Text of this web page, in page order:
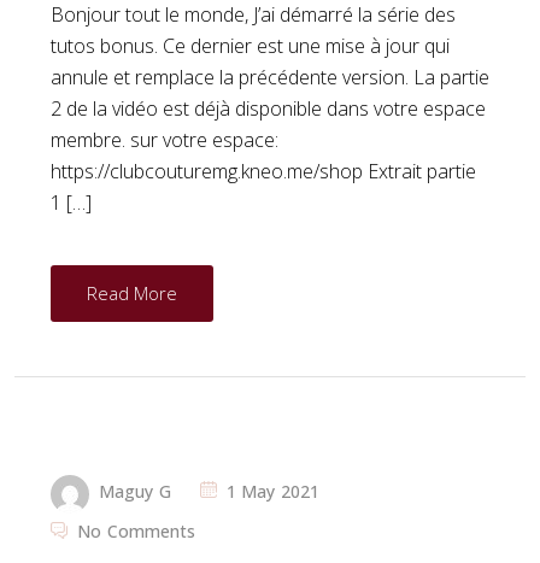
Bonjour tout le monde, J’ai démarré la série des
tutos bonus. Ce dernier est une mise à jour qui
annule et remplace la précédente version. La partie
2 de la vidéo est déjà disponible dans votre espace
membre. sur votre espace:
https://clubcouturemg.kneo.me/shop Extrait partie
1 […]
Read More
Maguy G
1 May 2021
No Comments